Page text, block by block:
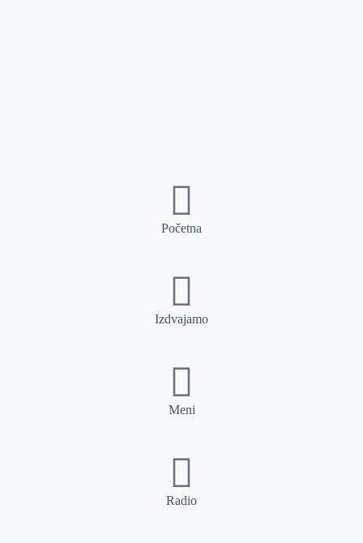
Početna
Izdvajamo
Meni
Radio